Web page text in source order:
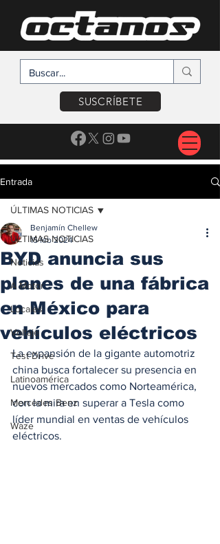
SUSCRÍBETE
Entrada
ÚLTIMAS NOTICIAS
Noticias
A Motor
Locales
Voltaje
Test Drive
Latinoamérica
Mercedes Benz
Waze
ÚLTIMAS NOTICIAS
BYD anuncia sus
planes de una fábrica
en México para
vehículos eléctricos
Benjamín Chellew
15 feb 2024
La expansión de la gigante automotriz
china busca fortalecer su presencia en
nuevos mercados como Norteamérica,
con la mira en superar a Tesla como
líder mundial en ventas de vehículos
eléctricos.